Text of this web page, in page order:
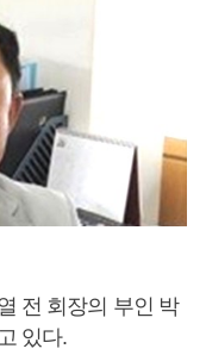
전 회장의 부인 박
있다.